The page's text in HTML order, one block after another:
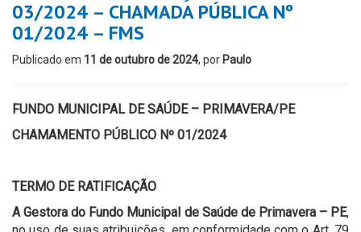
03/2024 – CHAMADA PÚBLICA Nº
01/2024 – FMS
Publicado em 11 de outubro de 2024, por Paulo
FUNDO MUNICIPAL DE SAÚDE – PRIMAVERA/PE
CHAMAMENTO PÚBLICO Nº 01/2024
TERMO DE RATIFICAÇÃO
A Gestora do Fundo Municipal de Saúde de Primavera – PE,